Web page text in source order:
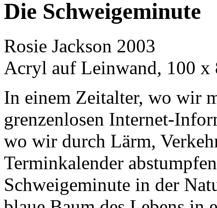
Die Schweigeminute
Rosie Jackson 2003
Acryl auf Leinwand, 100 x
In einem Zeitalter, wo wir
grenzenlosen Internet-
wo wir durch Lärm,
Terminkalender
Schweigeminute in der